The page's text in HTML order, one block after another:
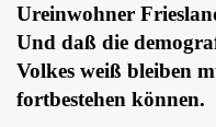
Ureinwohner
Und daß die
Volkes weiß bleiben
fortbestehen können.